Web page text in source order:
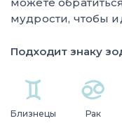
мудрости, чтобы
Подходит знаку
Близнецы Рак